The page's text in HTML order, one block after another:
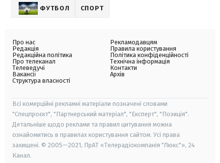
ФУТБОЛ СПОРТ
Про нас
Редакція
Редакційна політика
Про телеканал
Телеведучі
Вакансії
Структура власності
Рекламодавцям
Правила користування
Політика конфіденційності
Технічна інформація
Контакти
Архів
Всі комерційні рекламні матеріали позначені словами
"Спецпроєкт", "Партнерський матеріал", "Експерт", "Позиція".
Детальніше щодо реклами та правил цитування можна
ознайомитись в правилах користування сайтом. Усі права
захищені. © 2005—2021, ПрАТ «Телерадіокомпанія "Люкс"», 24
Канал.